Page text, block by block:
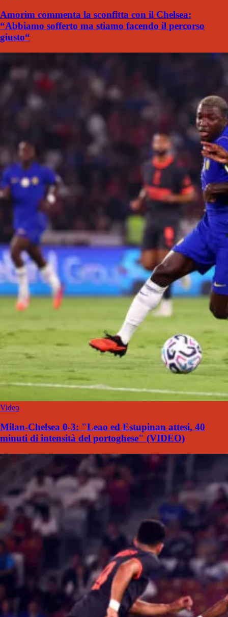
Amorim commenta la sconfitta con il Chelsea:
“Abbiamo sofferto ma stiamo facendo il percorso
giusto“
Video
Milan-Chelsea 0-3: "Leao ed Estupinan attesi, 40
minuti di intensità del portoghese" (VIDEO)